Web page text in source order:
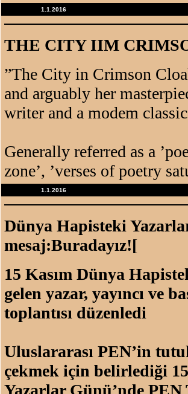
1.1.2016
THE CITY IIM
”The City in Crimson
and arguably her
writer and a modem
Generally referred as a
zone’, ’verses of poetry
1.1.2016
Dünya Hapisteki
mesaj:Buradayız![
15 Kasım Dünya
gelen yazar, yayıncı ve
toplantısı düzenledi
Uluslararası PEN’in
çekmek için belirlediği
Yazarlar Günü’nde